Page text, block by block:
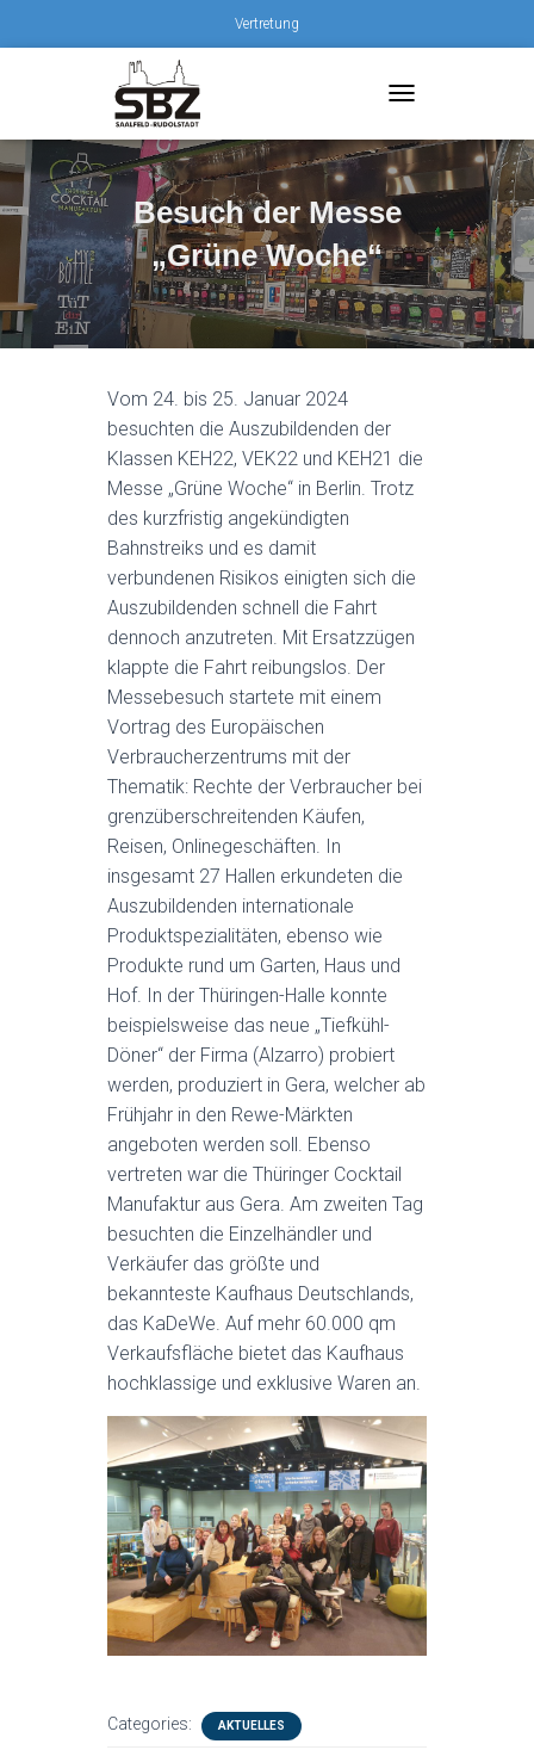
Vertretung
G
E
N
A
V
I
G
N
Besuch der Messe
„Grüne Woche“
Vom 24. bis 25. Januar 2024
besuchten die Auszubildenden der
Klassen KEH22, VEK22 und KEH21 die
Messe „Grüne Woche“ in Berlin. Trotz
des kurzfristig angekündigten
Bahnstreiks und es damit
verbundenen Risikos einigten sich die
Auszubildenden schnell die Fahrt
dennoch anzutreten. Mit Ersatzzügen
klappte die Fahrt reibungslos. Der
Messebesuch startete mit einem
Vortrag des Europäischen
Verbraucherzentrums mit der
Thematik: Rechte der Verbraucher bei
grenzüberschreitenden Käufen,
Reisen, Onlinegeschäften. In
insgesamt 27 Hallen erkundeten die
Auszubildenden internationale
Produktspezialitäten, ebenso wie
Produkte rund um Garten, Haus und
Hof. In der Thüringen-Halle konnte
beispielsweise das neue „Tiefkühl-
Döner“ der Firma (Alzarro) probiert
werden, produziert in Gera, welcher ab
Frühjahr in den Rewe-Märkten
angeboten werden soll. Ebenso
vertreten war die Thüringer Cocktail
Manufaktur aus Gera. Am zweiten Tag
besuchten die Einzelhändler und
Verkäufer das größte und
bekannteste Kaufhaus Deutschlands,
das KaDeWe. Auf mehr 60.000 qm
Verkaufsfläche bietet das Kaufhaus
hochklassige und exklusive Waren an.
Categories: AKTUELLES